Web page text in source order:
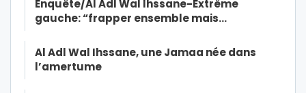
Enquête/Al Adl Wal Ihssane-Extrême
gauche: “frapper ensemble mais…
Al Adl Wal Ihssane, une Jamaa née dans
l’amertume